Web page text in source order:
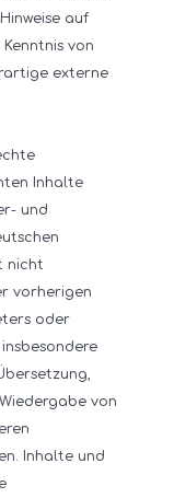
auf
von
externe
Inhalte
und
nicht
vorherigen
oder
von
Inhalte und